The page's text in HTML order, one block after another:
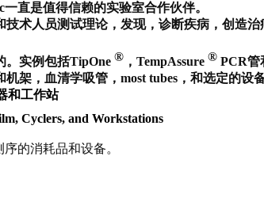
直是值得信赖的实验室合作伙伴。
技术人员测试理论，发现，诊断疾病，创造
实例包括TipOne ® ，TempAssure ® PCR管
架，血清学吸管， most tubes ，和选定的设备
和工作站
Cyclers, and Workstations
的消耗品和设备。